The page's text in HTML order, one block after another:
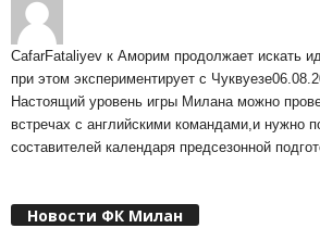
CafarFataliyev к Аморим продолжает искать
при этом экспериментирует с Чуквуезе
Настоящий уровень игры Милана можно
встречах с английскими командами,и нужно
составителей календаря предсезонной
Новости ФК Милан